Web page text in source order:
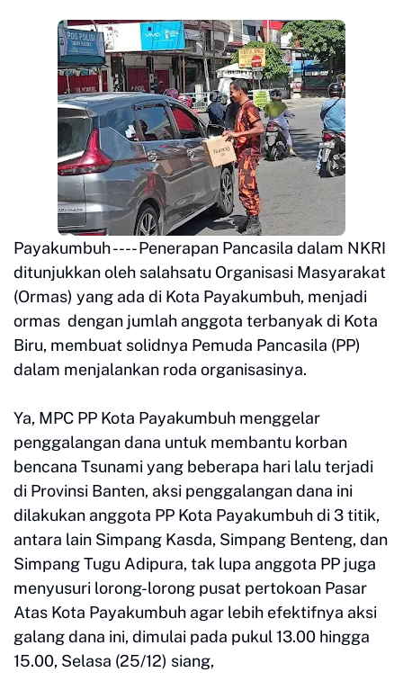
Payakumbuh ---- Penerapan Pancasila dalam NKRI
ditunjukkan oleh salahsatu Organisasi Masyarakat
(Ormas) yang ada di Kota Payakumbuh, menjadi
ormas dengan jumlah anggota terbanyak di Kota
Biru, membuat solidnya Pemuda Pancasila (PP)
dalam menjalankan roda organisasinya.
Ya, MPC PP Kota Payakumbuh menggelar
penggalangan dana untuk membantu korban
bencana Tsunami yang beberapa hari lalu terjadi
di Provinsi Banten, aksi penggalangan dana ini
dilakukan anggota PP Kota Payakumbuh di 3 titik,
antara lain Simpang Kasda, Simpang Benteng, dan
Simpang Tugu Adipura, tak lupa anggota PP juga
menyusuri lorong-lorong pusat pertokoan Pasar
Atas Kota Payakumbuh agar lebih efektifnya aksi
galang dana ini, dimulai pada pukul 13.00 hingga
15.00, Selasa (25/12) siang,